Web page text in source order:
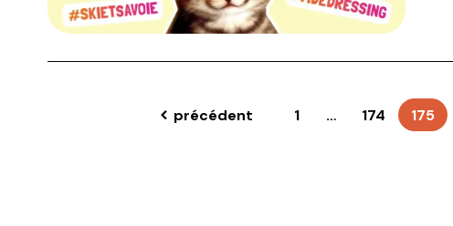
précédent 1 … 174 175